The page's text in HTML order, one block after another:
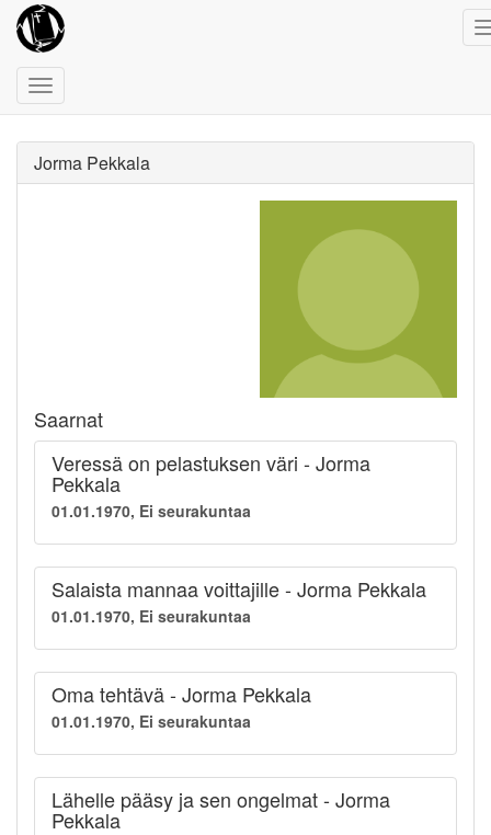
Toggle
navigation
Jorma Pekkala
Saarnat
Veressä on pelastuksen väri - Jorma
Pekkala
01.01.1970, Ei seurakuntaa
Salaista mannaa voittajille - Jorma Pekkala
01.01.1970, Ei seurakuntaa
Oma tehtävä - Jorma Pekkala
01.01.1970, Ei seurakuntaa
Lähelle pääsy ja sen ongelmat - Jorma
Pekkala